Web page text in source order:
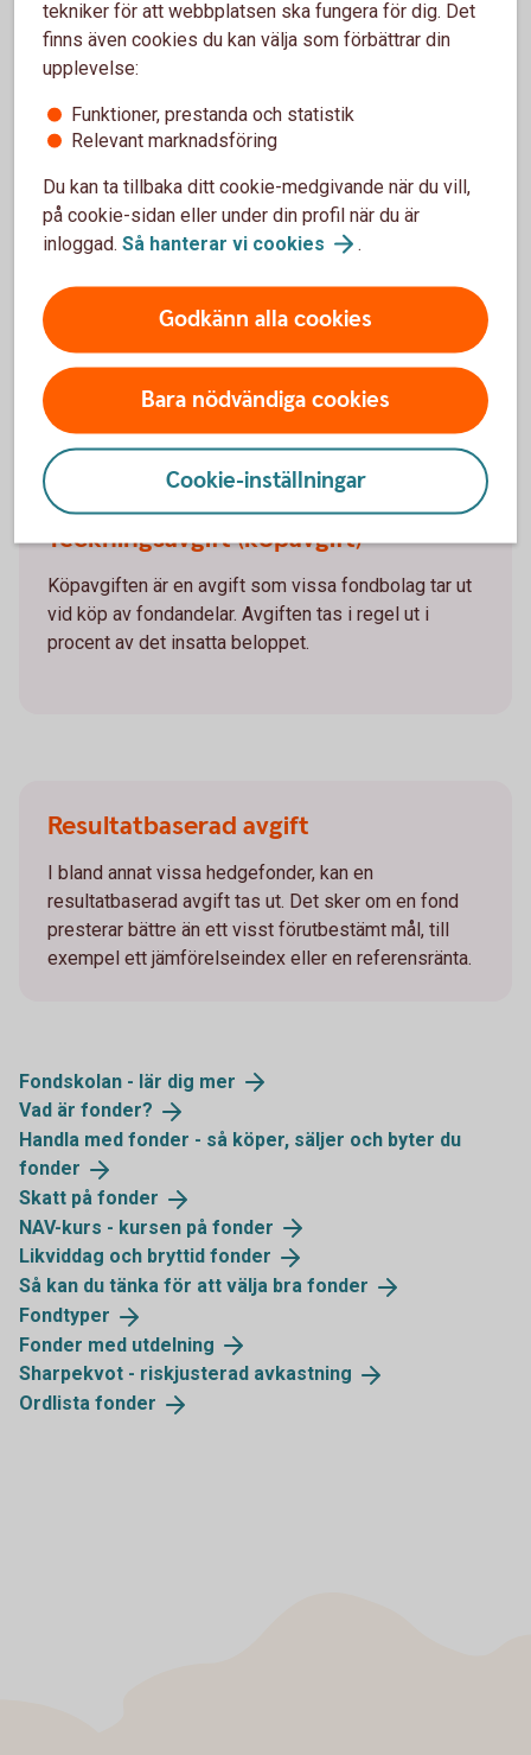
teckningsavgift och eventuella resultatbaserade avgifter.
Mer information
Transaktionskostnader
Transaktionskostnader, även kallat courtage, är
kostnader för att köpa och sälja innehaven i en fond.
Det är alltså kostnader som fondförvaltaren betalar
för köp och försäljning av värdepapper i fonden.
Teckningsavgift (köpavgift)
Köpavgiften är en avgift som vissa fondbolag tar ut
vid köp av fondandelar. Avgiften tas i regel ut i
procent av det insatta beloppet.
Resultatbaserad avgift
I bland annat vissa hedgefonder, kan en
resultatbaserad avgift tas ut. Det sker om en fond
presterar bättre än ett visst förutbestämt mål, till
exempel ett jämförelseindex eller en referensränta.
Fondskolan - lär dig mer
Vad är fonder?
Handla med fonder - så köper, säljer och byter du
fonder
Skatt på fonder
NAV-kurs - kursen på fonder
Likviddag och bryttid fonder
Så kan du tänka för att välja bra fonder
Fondtyper
Fonder med utdelning
Sharpekvot - riskjusterad avkastning
Ordlista fonder
tekniker för att webbplatsen ska fungera för dig. Det
finns även cookies du kan välja som förbättrar din
upplevelse:
Funktioner, prestanda och statistik
Relevant marknadsföring
Du kan ta tillbaka ditt cookie-medgivande när du vill,
på cookie-sidan eller under din profil när du är
inloggad. Så hanterar vi cookies .
Godkänn alla cookies
Bara nödvändiga cookies
Cookie-inställningar